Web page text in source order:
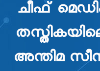
ചീഫ്
അന്തിമ